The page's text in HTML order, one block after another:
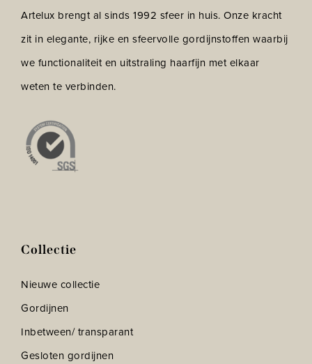
Artelux brengt al sinds 1992 sfeer in huis. Onze kracht
zit in elegante, rijke en sfeervolle gordijnstoffen waarbij
we functionaliteit en uitstraling haarfijn met elkaar
weten te verbinden.
Collectie
Nieuwe collectie
Gordijnen
Inbetween/ transparant
Gesloten gordijnen